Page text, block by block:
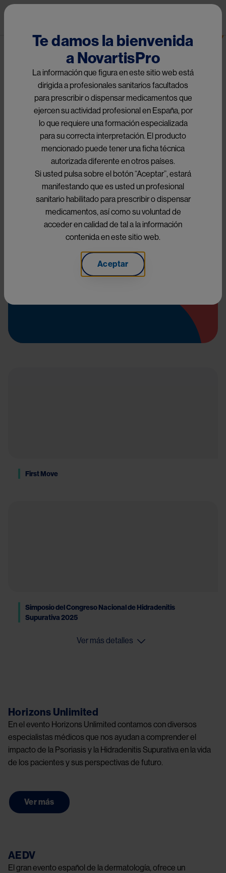
Pasar al contenido principal
Dermatología
Eventos y congresos
First Move
Simposio del Congreso Nacional de Hidradenitis
Supurativa 2025
Ver más detalles
Horizons Unlimited
En el evento Horizons Unlimited contamos con diversos
especialistas médicos que nos ayudan a comprender el
impacto de la Psoriasis y la Hidradenitis Supurativa en la vida
de los pacientes y sus perspectivas de futuro.
Ver más
AEDV
El gran evento español de la dermatología, ofrece un
Te damos la bienvenida
a NovartisPro
La información que figura en este sitio web está
dirigida a profesionales sanitarios facultados
para prescribir o dispensar medicamentos que
ejercen su actividad profesional en España, por
lo que requiere una formación especializada
para su correcta interpretación. El producto
mencionado puede tener una ficha técnica
autorizada diferente en otros países.
Si usted pulsa sobre el botón “Aceptar”, estará
manifestando que es usted un profesional
sanitario habilitado para prescribir o dispensar
medicamentos, así como su voluntad de
acceder en calidad de tal a la información
contenida en este sitio web.
Aceptar